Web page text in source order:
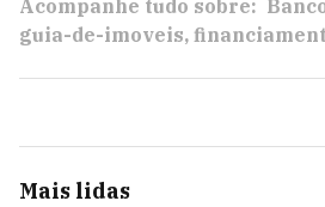
Acompanhe tudo sobre:
guia-de-imoveis
Mais lidas